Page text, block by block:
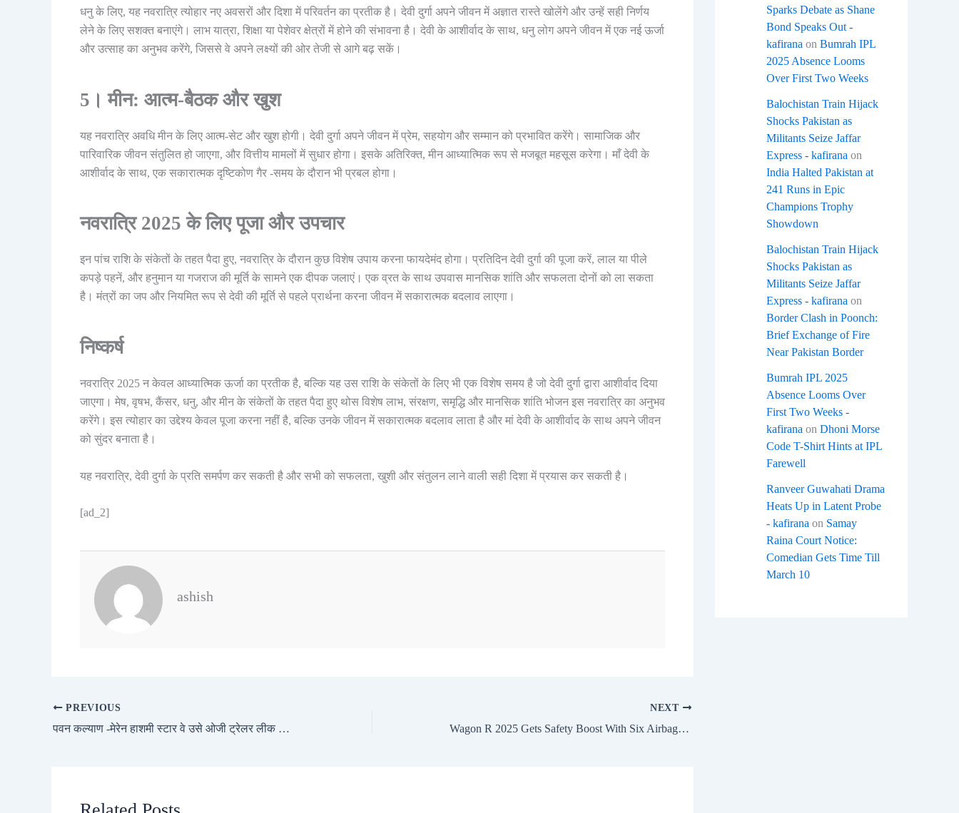
धनु के लिए, यह नवरात्रि त्योहार नए अवसरों और दिशा में परिवर्तन का प्रतीक है। देवी दुर्गा अपने जीवन में अज्ञात रास्ते खोलेंगे और उन्हें सही निर्णय
लेने के लिए सशक्त बनाएंगे। लाभ यात्रा, शिक्षा या पेशेवर क्षेत्रों में होने की संभावना है। देवी के आशीर्वाद के साथ, धनु लोग अपने जीवन में एक नई ऊर्जा
और उत्साह का अनुभव करेंगे, जिससे वे अपने लक्ष्यों की ओर तेजी से आगे बढ़ सकें।
5। मीन: आत्म-बैठक और खुश
यह नवरात्रि अवधि मीन के लिए आत्म-सेट और खुश होगी। देवी दुर्गा अपने जीवन में प्रेम, सहयोग और सम्मान को प्रभावित करेंगे। सामाजिक और
पारिवारिक जीवन संतुलित हो जाएगा, और वित्तीय मामलों में सुधार होगा। इसके अतिरिक्त, मीन आध्यात्मिक रूप से मजबूत महसूस करेगा। माँ देवी के
आशीर्वाद के साथ, एक सकारात्मक दृष्टिकोण गैर -समय के दौरान भी प्रबल होगा।
नवरात्रि 2025 के लिए पूजा और उपचार
इन पांच राशि के संकेतों के तहत पैदा हुए, नवरात्रि के दौरान कुछ विशेष उपाय करना फायदेमंद होगा। प्रतिदिन देवी दुर्गा की पूजा करें, लाल या पीले
कपड़े पहनें, और हनुमान या गजराज की मूर्ति के सामने एक दीपक जलाएं। एक व्रत के साथ उपवास मानसिक शांति और सफलता दोनों को ला सकता
है। मंत्रों का जप और नियमित रूप से देवी की मूर्ति से पहले प्रार्थना करना जीवन में सकारात्मक बदलाव लाएगा।
निष्कर्ष
नवरात्रि 2025 न केवल आध्यात्मिक ऊर्जा का प्रतीक है, बल्कि यह उस राशि के संकेतों के लिए भी एक विशेष समय है जो देवी दुर्गा द्वारा आशीर्वाद दिया
जाएगा। मेष, वृषभ, कैंसर, धनु, और मीन के संकेतों के तहत पैदा हुए थोस विशेष लाभ, संरक्षण, समृद्धि और मानसिक शांति भोजन इस नवरात्रि का अनुभव
करेंगे। इस त्योहार का उद्देश्य केवल पूजा करना नहीं है, बल्कि उनके जीवन में सकारात्मक बदलाव लाता है और मां देवी के आशीर्वाद के साथ अपने जीवन
को सुंदर बनाता है।
यह नवरात्रि, देवी दुर्गा के प्रति समर्पण कर सकती है और सभी को सफलता, खुशी और संतुलन लाने वाली सही दिशा में प्रयास कर सकती है।
[ad_2]
ashish
PREVIOUS
पवन कल्याण -मेरेन हाशमी स्टार वे उसे ओजी ट्रेलर लीक ऑनलाइन कहते हैं
NEXT
Wagon R 2025 Gets Safety Boost With Six Airbags, Three-Point Rear Seatbelt And Stability Features Across Variants – citystarschool.com
Sparks Debate as Shane
Bond Speaks Out -
kafirana on Bumrah IPL
2025 Absence Looms
Over First Two Weeks
Balochistan Train Hijack
Shocks Pakistan as
Militants Seize Jaffar
Express - kafirana on
India Halted Pakistan at
241 Runs in Epic
Champions Trophy
Showdown
Balochistan Train Hijack
Shocks Pakistan as
Militants Seize Jaffar
Express - kafirana on
Border Clash in Poonch:
Brief Exchange of Fire
Near Pakistan Border
Bumrah IPL 2025
Absence Looms Over
First Two Weeks -
kafirana on Dhoni Morse
Code T-Shirt Hints at IPL
Farewell
Ranveer Guwahati Drama
Heats Up in Latent Probe
- kafirana on Samay
Raina Court Notice:
Comedian Gets Time Till
March 10